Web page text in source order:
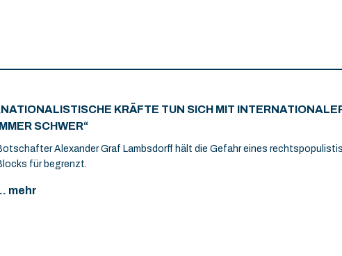
KRÄFTE TUN SICH MIT
SCHWER“
Alexander Graf Lambsdorff hält die Gefahr eines
für begrenzt.
mehr